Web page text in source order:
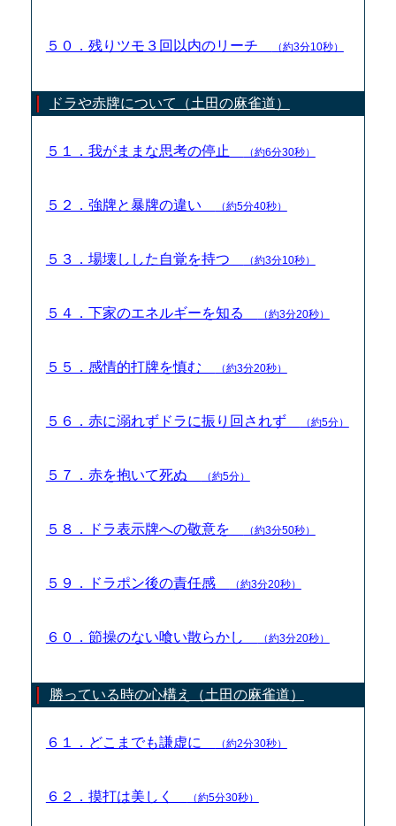
５０．残りツモ３回以内のリーチ （約3分10秒）
ドラや赤牌について（土田の麻雀道）
５１．我がままな思考の停止 （約6分30秒）
５２．強牌と暴牌の違い （約5分40秒）
５３．場壊しした自覚を持つ （約3分10秒）
５４．下家のエネルギーを知る （約3分20秒）
５５．感情的打牌を慎む （約3分20秒）
５６．赤に溺れずドラに振り回されず （約5分）
５７．赤を抱いて死ぬ （約5分）
５８．ドラ表示牌への敬意を （約3分50秒）
５９．ドラポン後の責任感 （約3分20秒）
６０．節操のない喰い散らかし （約3分20秒）
勝っている時の心構え（土田の麻雀道）
６１．どこまでも謙虚に （約2分30秒）
６２．摸打は美しく （約5分30秒）